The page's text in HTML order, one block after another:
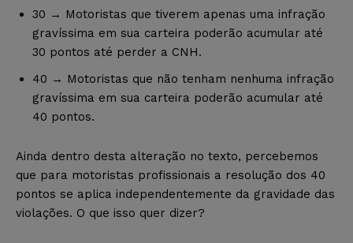
30 → Motoristas que tiverem apenas uma infração
gravíssima em sua carteira poderão acumular até
30 pontos até perder a CNH.
40 → Motoristas que não tenham nenhuma infração
gravíssima em sua carteira poderão acumular até
40 pontos.
Ainda dentro desta alteração no texto, percebemos
que para motoristas profissionais a resolução dos 40
pontos se aplica independentemente da gravidade das
violações. O que isso quer dizer?